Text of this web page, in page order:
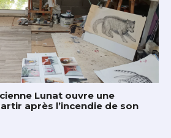
Lunat ouvre une
après l’incendie de son